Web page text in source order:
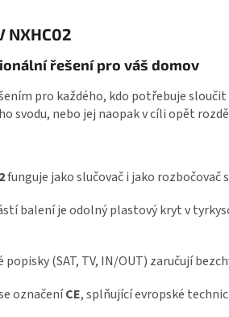
NXHC02
řešení pro váš domov
pro každého, kdo potřebuje
svodu, nebo jej naopak v cíli opět
funguje jako slučovač i jako rozbočovač
balení je odolný plastový kryt v
popisky (SAT, TV, IN/OUT) zaručují
označeníCE, splňující evropské